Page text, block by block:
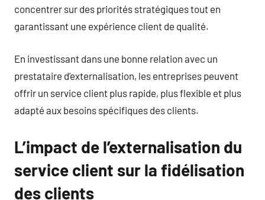
concentrer sur des priorités stratégiques tout en
garantissant une expérience client de qualité.
En investissant dans une bonne relation avec un
prestataire d’externalisation, les entreprises peuvent
offrir un service client plus rapide, plus flexible et plus
adapté aux besoins spécifiques des clients.
L’impact de l’externalisation du
service client sur la fidélisation
des clients